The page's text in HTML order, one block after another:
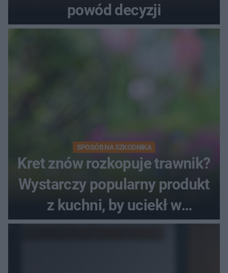
powód decyzji
SPOSÓB NA SZKODNIKA
Kret znów rozkopuje trawnik?
Wystarczy popularny produkt
z kuchni, by uciekł w
popłochu